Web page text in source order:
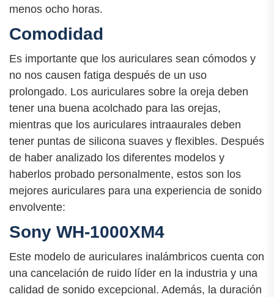
menos ocho horas.
Comodidad
Es importante que los auriculares sean cómodos y
no nos causen fatiga después de un uso
prolongado. Los auriculares sobre la oreja deben
tener una buena acolchado para las orejas,
mientras que los auriculares intraaurales deben
tener puntas de silicona suaves y flexibles. Después
de haber analizado los diferentes modelos y
haberlos probado personalmente, estos son los
mejores auriculares para una experiencia de sonido
envolvente:
Sony WH-1000XM4
Este modelo de auriculares inalámbricos cuenta con
una cancelación de ruido líder en la industria y una
calidad de sonido excepcional. Además, la duración